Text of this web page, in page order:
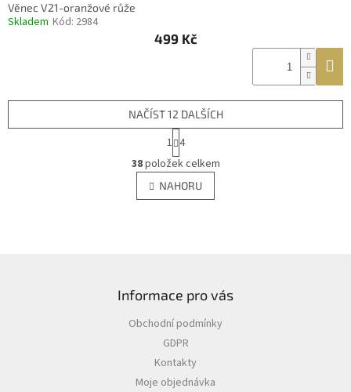
Věnec V21-oranžové růže
Skladem Kód: 2984
499 Kč
O
v
l
á
r
v
k
y
v
ý
p
NAČÍST 12 DALŠÍCH
t
r
á
n
k
1 4
38položek celkem
NAHORU
Informace pro vás
Obchodní podmínky
GDPR
Kontakty
Moje objednávka